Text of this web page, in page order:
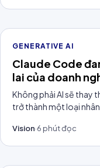
kỷ tới.
GENERATIVE AI
Claude Code
lai của doanh
Không phải AI sẽ thay
trở thành một loại
Vision·6 phút đọc